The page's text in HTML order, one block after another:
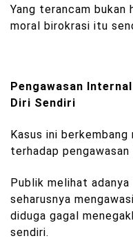
Yang terancam bukan
moral birokrasi itu
Pengawasan
Diri Sendiri
Kasus ini
terhadap
Publik melihat
seharusnya
diduga gagal
sendiri.